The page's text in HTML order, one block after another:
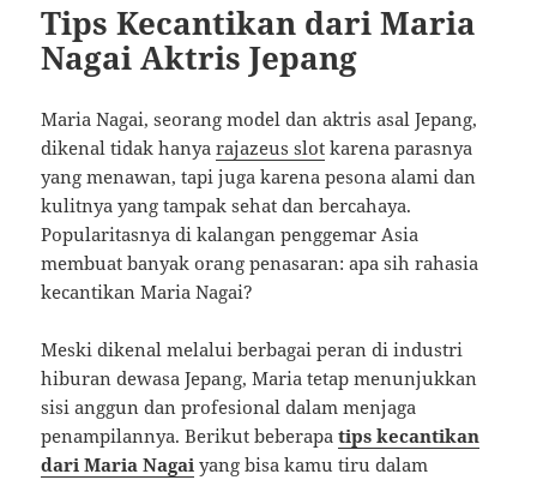
Tips Kecantikan dari Maria
Nagai Aktris Jepang
Maria Nagai, seorang model dan aktris asal Jepang,
dikenal tidak hanyarajazeus slot karena parasnya
yang menawan, tapi juga karena pesona alami dan
kulitnya yang tampak sehat dan bercahaya.
Popularitasnya di kalangan penggemar Asia
membuat banyak orang penasaran: apa sih rahasia
kecantikan Maria Nagai?
Meski dikenal melalui berbagai peran di industri
hiburan dewasa Jepang, Maria tetap menunjukkan
sisi anggun dan profesional dalam menjaga
penampilannya. Berikut beberapatips kecantikan
dari Maria Nagai yang bisa kamu tiru dalam